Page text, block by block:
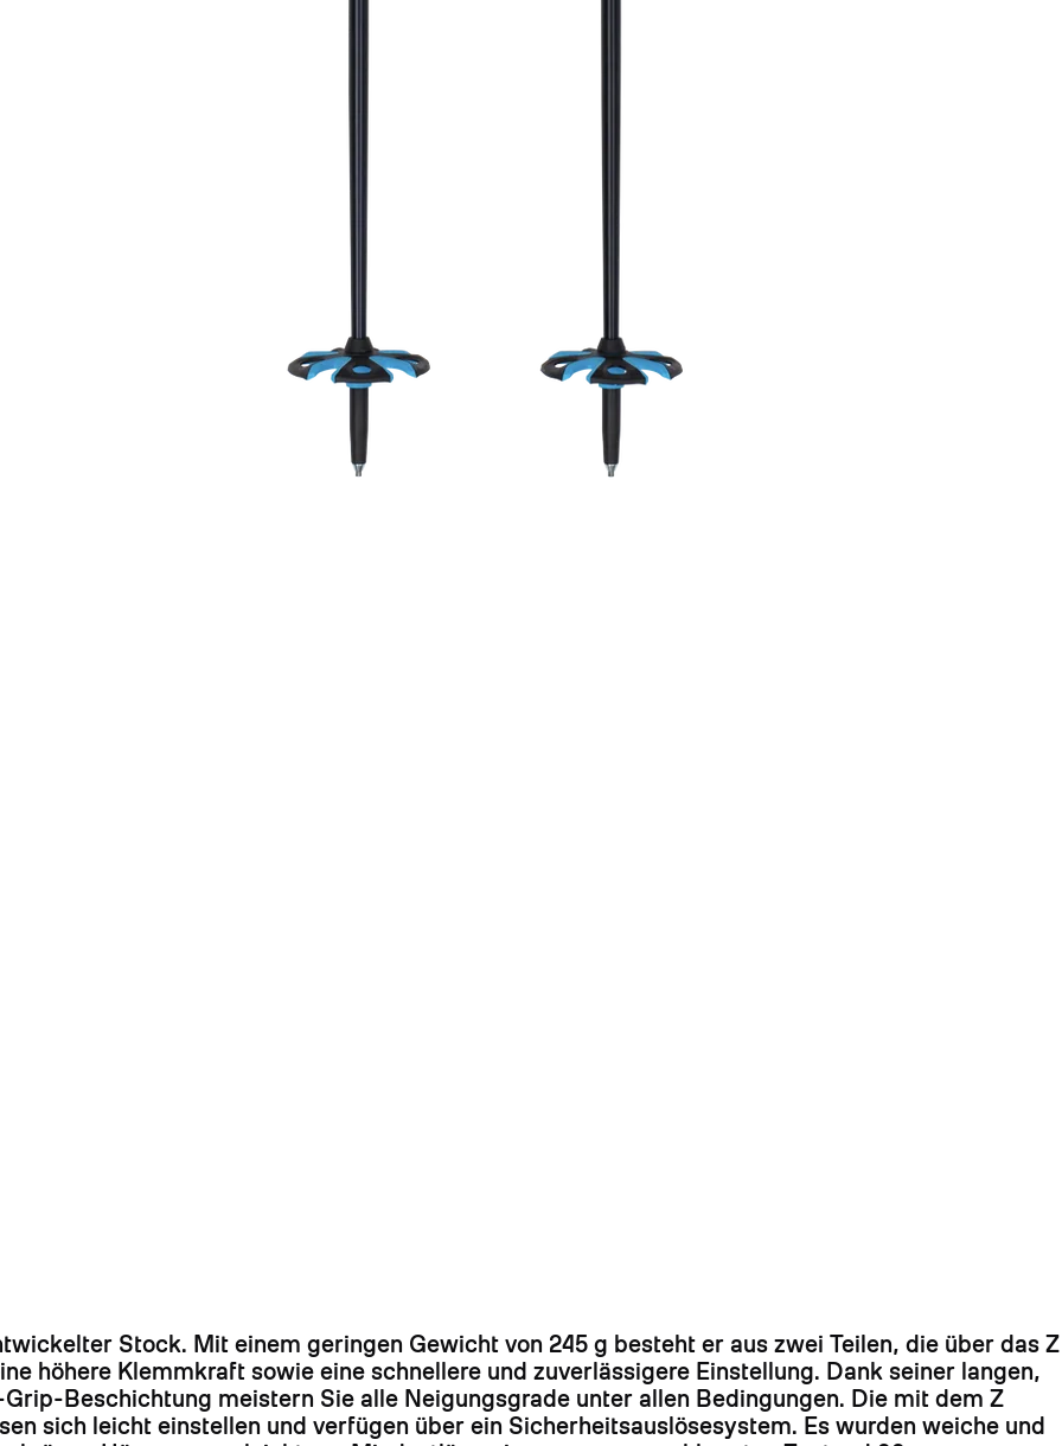
Stock. Mit einem geringen Gewicht von 245 g besteht er aus zwei Teilen, die über das Z
höhere Klemmkraft sowie eine schnellere und zuverlässigere Einstellung. Dank seiner langen,
Beschichtung meistern Sie alle Neigungsgrade unter allen Bedingungen. Die mit dem Z
sich leicht einstellen und verfügen über ein Sicherheitsauslösesystem. Es wurden weiche und